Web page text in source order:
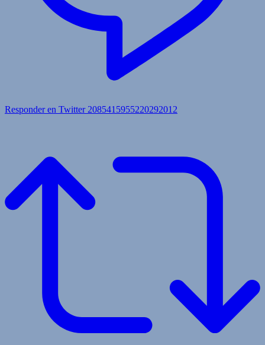
Responder en Twitter 2085415955220292012